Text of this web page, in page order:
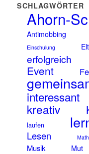
SCHLAGWÖRTER
Ahorn-
Antimobbing
Einschulung
erfolgreich
Event
interessant
kreativ
laufen
Lesen
Musik Mut